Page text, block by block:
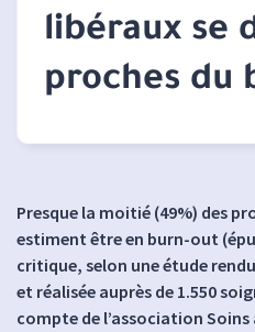
libéraux se
proches du
Presque la moitié (49%) des
estiment être en burn-out
critique, selon une étude
et réalisée auprès de 1.550
compte de l’association